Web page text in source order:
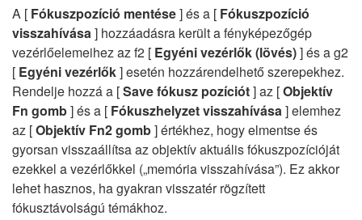
A [ Fókuszpozíció mentése] és a [ Fókuszpozíció
visszahívása] hozzáadásra került a fényképezőgép
vezérlőelemeihez az f2 [ Egyéni vezérlők (lövés)] és a g2
[ Egyéni vezérlők] esetén hozzárendelhető szerepekhez.
Rendelje hozzá a [Save fókusz pozíciót] az [Objektív
Fn gomb] és a [ Fókuszhelyzet visszahívása] elemhez
az [Objektív Fn2 gomb] értékhez, hogy elmentse és
gyorsan visszaállítsa az objektív aktuális fókuszpozícióját
ezekkel a vezérlőkkel („memória visszahívása”). Ez akkor
lehet hasznos, ha gyakran visszatér rögzített
fókusztávolságú témákhoz.